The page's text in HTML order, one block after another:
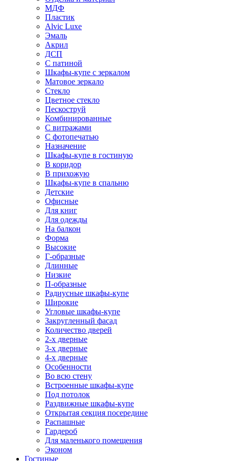
МДФ
Пластик
Alvic Luxe
Эмаль
Акрил
ДСП
С патиной
Шкафы-купе с зеркалом
Матовое зеркало
Стекло
Цветное стекло
Пескоструй
Комбинированные
С витражами
С фотопечатью
Назначение
Шкафы-купе в гостиную
В коридор
В прихожую
Шкафы-купе в спальню
Детские
Офисные
Для книг
Для одежды
На балкон
Форма
Высокие
Г-образные
Длинные
Низкие
П-образные
Радиусные шкафы-купе
Широкие
Угловые шкафы-купе
Закругленный фасад
Количество дверей
2-х дверные
3-х дверные
4-х дверные
Особенности
Во всю стену
Встроенные шкафы-купе
Под потолок
Раздвижные шкафы-купе
Открытая секция посередине
Распашные
Гардероб
Для маленького помещения
Эконом
Гостиные